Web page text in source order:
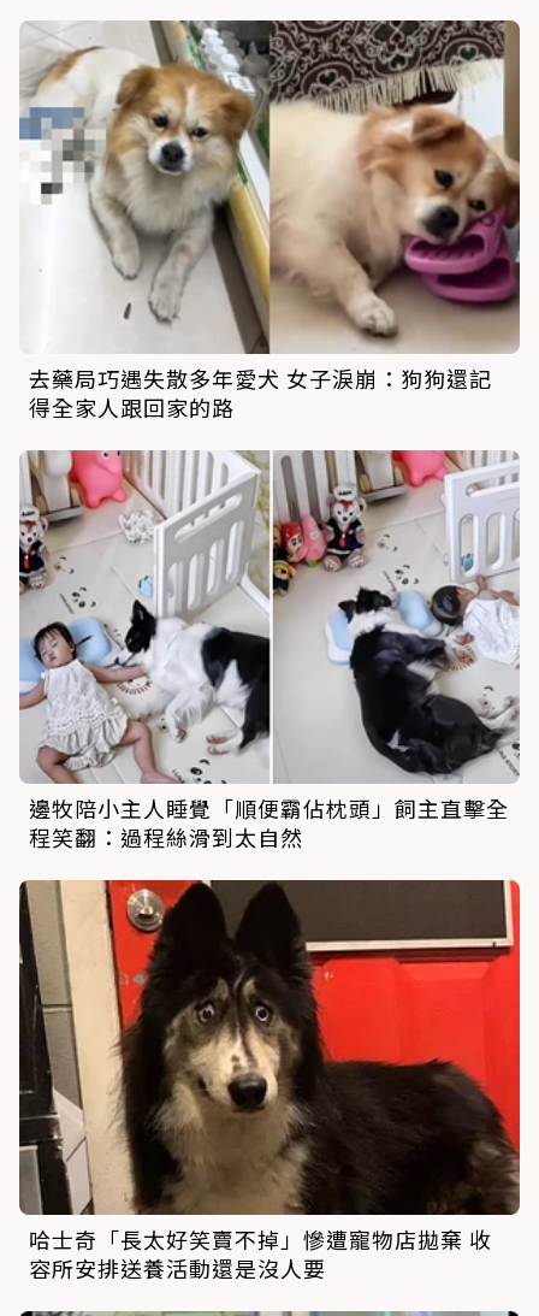
去藥局巧遇失散多年愛犬 女子淚崩：狗狗還記
得全家人跟回家的路
邊牧陪小主人睡覺「順便霸佔枕頭」飼主直擊全
程笑翻：過程絲滑到太自然
哈士奇「長太好笑賣不掉」慘遭寵物店拋棄 收
容所安排送養活動還是沒人要